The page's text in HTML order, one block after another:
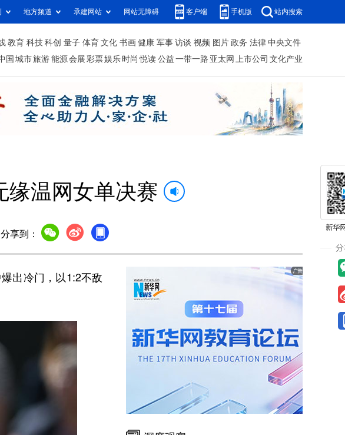
地方频道 承建网站 网站无障碍 客户端 手机版 站内搜索
教育 科技 科创 量子 体育 文化 书画 健康 军事 访谈 视频 图片 政务 法律 中央文件
国 城市旅游 能源 会展 彩票娱乐 时尚 悦读 公益 一带一路 亚太网 上市公司 文化产业
缘温网女单决赛
分享到：
出冷门，以1:2不敌